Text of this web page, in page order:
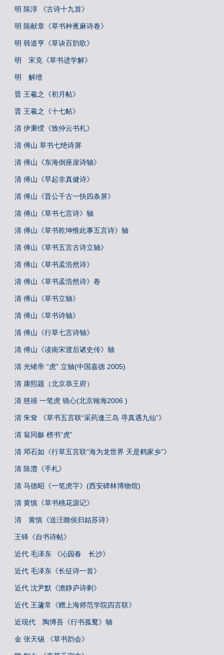
明 陈淳 《古诗十九首》
明 陈献章《草书种蓖麻诗卷》
明 韩道亨《草诀百韵歌》
明 宋克《草书进学解》
明 解缙
晋 王羲之《初月帖》
晋 王羲之《十七帖》
清 伊秉绶《致仲云书札》
清 傅山 草书七绝诗屏
清 傅山《东海倒座崖诗轴》
清 傅山《早起非真健诗》
清 傅山《晋公千古一快四条屏》
清 傅山《草书七言诗》轴
清 傅山《草书乾坤惟此事五言诗》轴
清 傅山《草书五言古诗立轴》
清 傅山《草书孟浩然诗》
清 傅山《草书孟浩然诗》卷
清 傅山《草书立轴》
清 傅山《草书诗轴》
清 傅山《行草七言诗轴》
清 傅山《读南宋渡后诸史传》轴
清 光绪帝 “虎” 立轴(中国嘉德 2005)
清 康熙题（北京恭王府）
清 慈禧 一笔虎 镜心(北京翰海2006 )
清 朱耷 《草书五言联“采药逢三岛 寻真遇九仙”》
清 翁同龢 榜书“虎”
清 邓石如《行草五言联“海为龙世界 天是鹤家乡”》
清 陈澧《手札》
清 马德昭《一笔虎字》(西安碑林博物馆)
清 黄慎《草书桃花源记》
清 黄慎《送汪瞻侯归姑苏诗》
王铎《自书诗帖》
近代 毛泽东 《沁园春 长沙》
近代 毛泽东《长征诗一首》
近代 沈尹默《澹静庐诗剩》
近代 王蘧常《赠上海师范学院四言联》
近现代 陶博吾《行书孤鹜》轴
金 张天锡 《草书韵会》